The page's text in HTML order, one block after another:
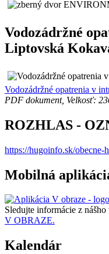
Vodozádržné
Liptovská
Vodozádržné opatrenia v
PDF dokument, Velkosť:
ROZHLAS -
https://hugoinfo.sk/
Mobilná
Sledujte informácie z
V OBRAZE.
Kalendár